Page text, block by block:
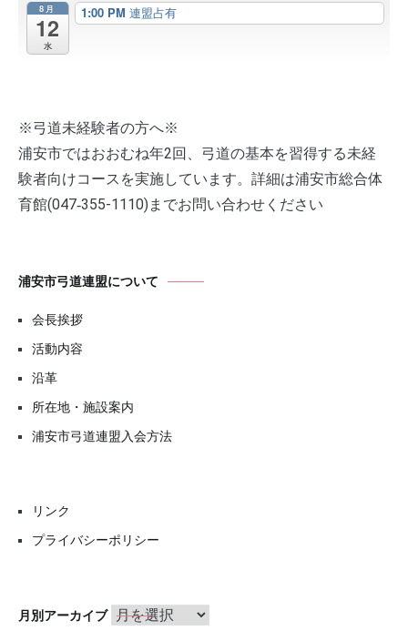
8月
12
水
1:00 PM 連盟占有
※弓道未経験者の方へ※
浦安市ではおおむね年2回、弓道の基本を習得する未経
験者向けコースを実施しています。詳細は浦安市総合体
育館(047‐355-1110)までお問い合わせください
浦安市弓道連盟について
会長挨拶
活動内容
沿革
所在地・施設案内
浦安市弓道連盟入会方法
リンク
プライバシーポリシー
月別アーカイブ 月
別